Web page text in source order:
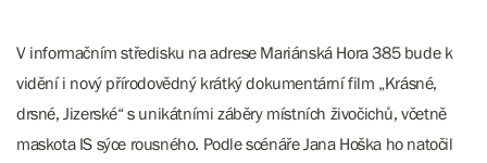
V informačním středisku na adrese Mariánská Hora 385 bude k
vidění i nový přírodovědný krátký dokumentární film „Krásné,
drsné, Jizerské“ s unikátními záběry místních živočichů, včetně
maskota IS sýce rousného. Podle scénáře Jana Hoška ho natočil